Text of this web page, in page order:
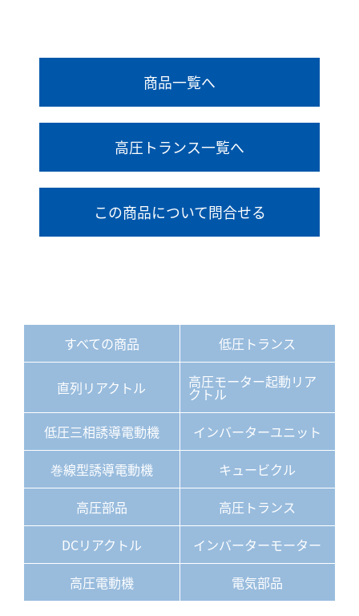
商品一覧へ
高圧トランス一覧へ
この商品について問合せる
すべての商品 低圧トランス
直列リアクトル 高圧モーター起動リア
クトル
低圧三相誘導電動機
インバーターユニット
巻線型誘導電動機
キュービクル
高圧部品
高圧トランス
DCリアクトル
インバーターモーター
高圧電動機
電気部品